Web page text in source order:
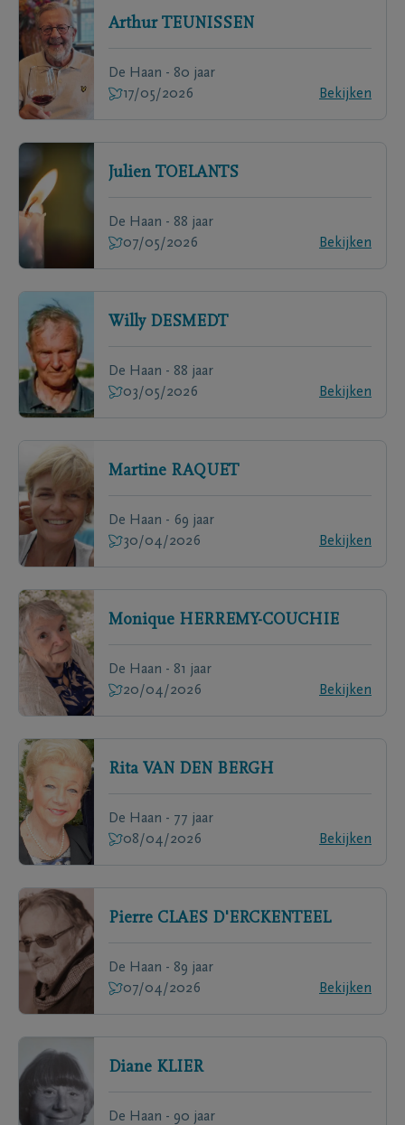
Arthur TEUNISSEN
De Haan - 80 jaar
17/05/2026
Bekijken
Julien TOELANTS
De Haan - 88 jaar
07/05/2026
Bekijken
Willy DESMEDT
De Haan - 88 jaar
03/05/2026
Bekijken
Martine RAQUET
De Haan - 69 jaar
30/04/2026
Bekijken
Monique HERREMY-COUCHIE
De Haan - 81 jaar
20/04/2026
Bekijken
Rita VAN DEN BERGH
De Haan - 77 jaar
08/04/2026
Bekijken
Pierre CLAES D'ERCKENTEEL
De Haan - 89 jaar
07/04/2026
Bekijken
Diane KLIER
De Haan - 90 jaar